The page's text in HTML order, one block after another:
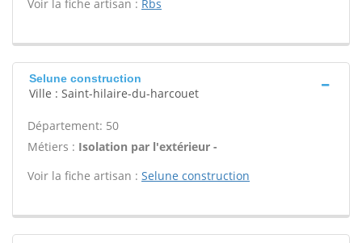
Voir la fiche artisan : Rbs
Selune construction
Ville : Saint-hilaire-du-harcouet
Département: 50
Métiers : Isolation par l'extérieur -
Voir la fiche artisan : Selune construction